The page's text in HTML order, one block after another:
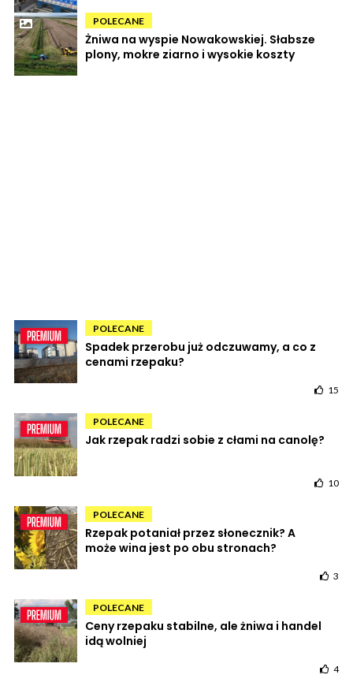
POLECANE
Żniwa na wyspie Nowakowskiej. Słabsze
plony, mokre ziarno i wysokie koszty
POLECANE
Spadek przerobu już odczuwamy, a co z
cenami rzepaku?
15
POLECANE
Jak rzepak radzi sobie z cłami na canolę?
10
POLECANE
Rzepak potaniał przez słonecznik? A
może wina jest po obu stronach?
3
POLECANE
Ceny rzepaku stabilne, ale żniwa i handel
idą wolniej
4